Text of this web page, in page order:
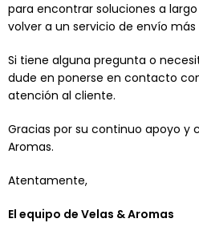
para encontrar soluciones a
volver a un servicio de envío
Si tiene alguna pregunta o
dude en ponerse en contacto
atención al cliente.
Gracias por su continuo apoyo y
Aromas.
Atentamente,
El equipo de Velas & Aromas